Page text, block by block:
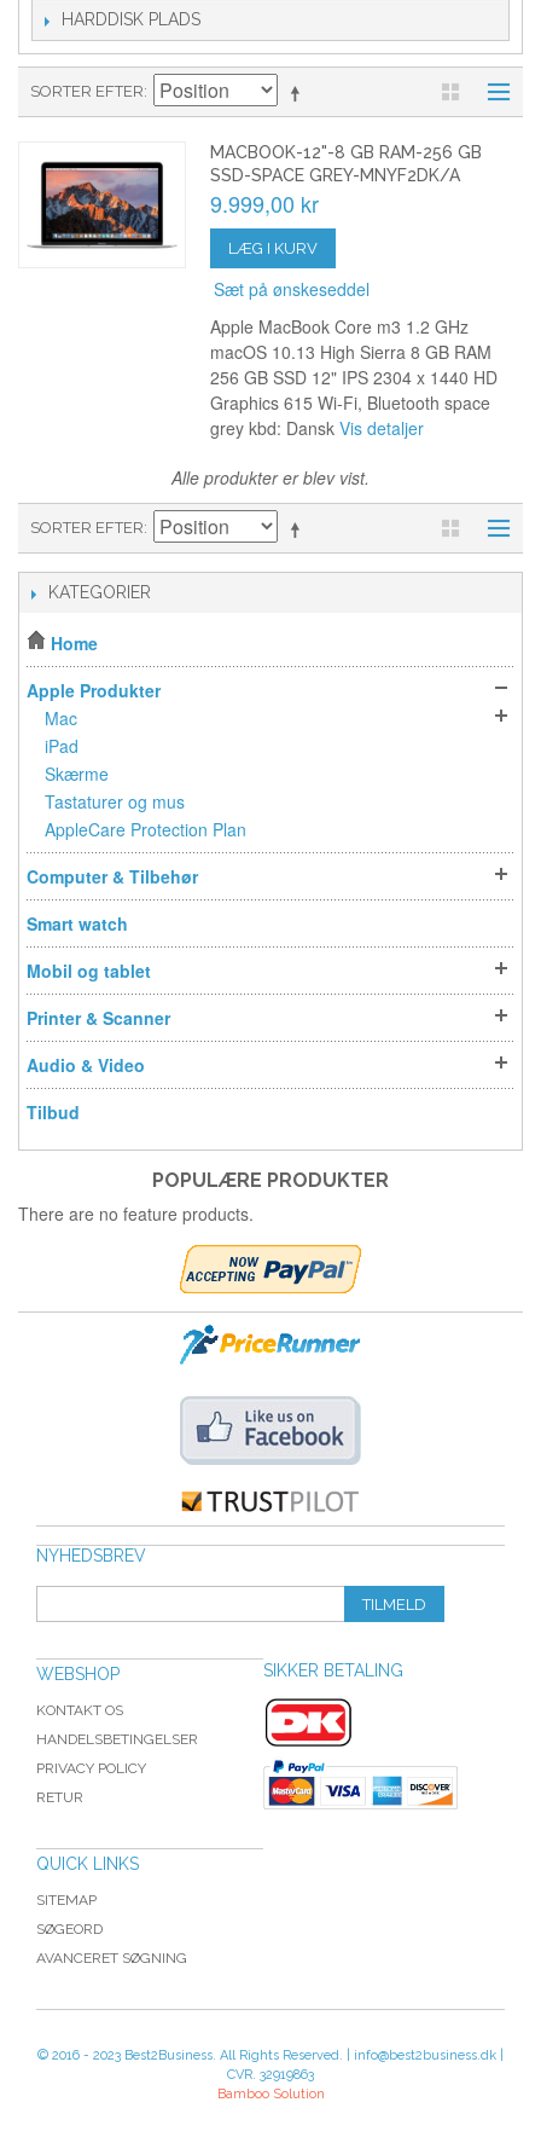
HARDDISK PLADS
SORTER EFTER
MACBOOK-12"-8 GB RAM-256 GB
SSD-SPACE GREY-MNYF2DK/A
9.999,00 kr
LÆG I KURV
Sæt på ønskeseddel
Apple MacBook Core m3 1.2 GHz
macOS 10.13 High Sierra 8 GB RAM
256 GB SSD 12" IPS 2304 x 1440 HD
Graphics 615 Wi-Fi, Bluetooth space
grey kbd: DanskVis detaljer
Alle produkter er blev vist.
SORTER EFTER
KATEGORIER
Home
Apple Produkter
Mac
iPad
Skærme
Tastaturer og mus
AppleCare Protection Plan
Computer & Tilbehør
Smart watch
Mobil og tablet
Printer & Scanner
Audio & Video
Tilbud
POPULÆRE PRODUKTER
There are no feature products.
NYHEDSBREV
TILMELD
WEBSHOP
KONTAKT OS
HANDELSBETINGELSER
PRIVACY POLICY
RETUR
QUICK LINKS
SITEMAP
SØGEORD
AVANCERET SØGNING
SIKKER BETALING
© 2016 - 2023 Best2Business. All Rights Reserved. | info@best2business.dk |
CVR. 32919863
Bamboo Solution